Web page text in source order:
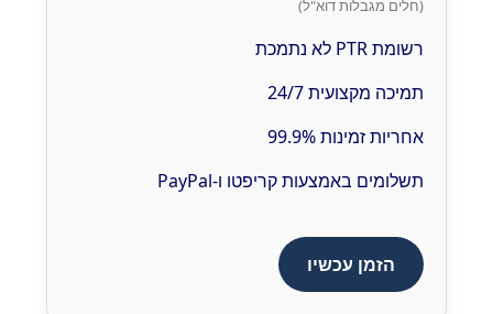
(חלים מגבלות דוא"ל)
רשומת PTR לא נתמכת
תמיכה מקצועית 24/7
אחריות זמינות 99.9%
תשלומים באמצעות קריפטו ו-PayPal
הזמן עכשיו